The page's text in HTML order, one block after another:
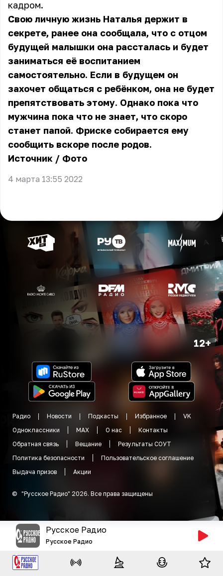
кадром.
Свою личную жизнь Наталья держит в
секрете, ранее она сообщала, что с отцом
будущей малышки она рассталась и будет
заниматься её воспитанием
самостоятельно. Если в будущем он
захочет общаться с ребёнком, она не будет
препятствовать этому. Однако пока что
мужчина пока что не знает, что скоро
станет папой. Фриске собирается ему
сообщить вскоре после родов.
Источник / Фото
4 марта 13:55 2022
12+
Радио Новости Подкасты Избранное
VK
Одноклассники
MAX О нас
Контакты
Обратная связь
Вещание
Результаты СОУТ
Политика безопасности
Пользовательское соглашение
Выдача призов
Акции
© "Русское Радио" 2026. Все права защищены
Русское Радио
Русское Радио